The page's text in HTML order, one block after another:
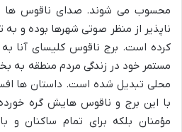
محسوب می شوند. صدای ناقوس
ناپذیر از منظر صوتی شهرها بوده و
کرده است. برج ناقوس کلیسای آنا
مستمر خود در زندگی مردم منطقه به
محلی تبدیل شده است. داستان ها
با این برج و ناقوس هایش گره خورده
مؤمنان بلکه برای تمام ساکنان و